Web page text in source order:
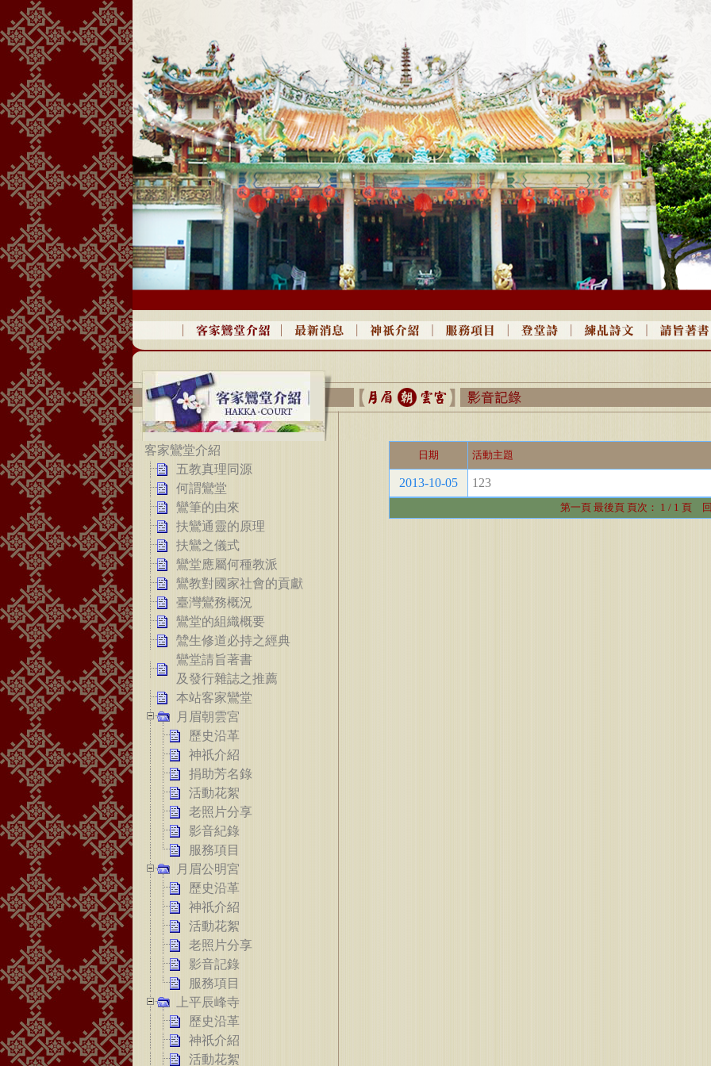
客家鸞堂介紹
五教真理同源
何謂鸞堂
鸞筆的由來
扶鸞通靈的原理
扶鸞之儀式
鸞堂應屬何種教派
鸞教對國家社會的貢獻
臺灣鸞務概況
鸞堂的組織概要
鷥生修道必持之經典
鸞堂請旨著書
及發行雜誌之推薦
本站客家鸞堂
月眉朝雲宮
歷史沿革
神祇介紹
捐助芳名錄
活動花絮
老照片分享
影音紀錄
服務項目
月眉公明宮
歷史沿革
神祇介紹
活動花絮
老照片分享
影音記錄
服務項目
上平辰峰寺
歷史沿革
神祇介紹
活動花絮
日期 活動主題
2013-10-05 123
第一頁 最後頁 頁次： 1 / 1 頁